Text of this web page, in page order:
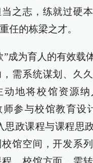
之志，练就过硬
任的栋梁之才。
”成为育人的有效载
需系统谋划、久
动地将校馆资源
师参与校馆教育设
思政课程与课程思
馆空间，开发系